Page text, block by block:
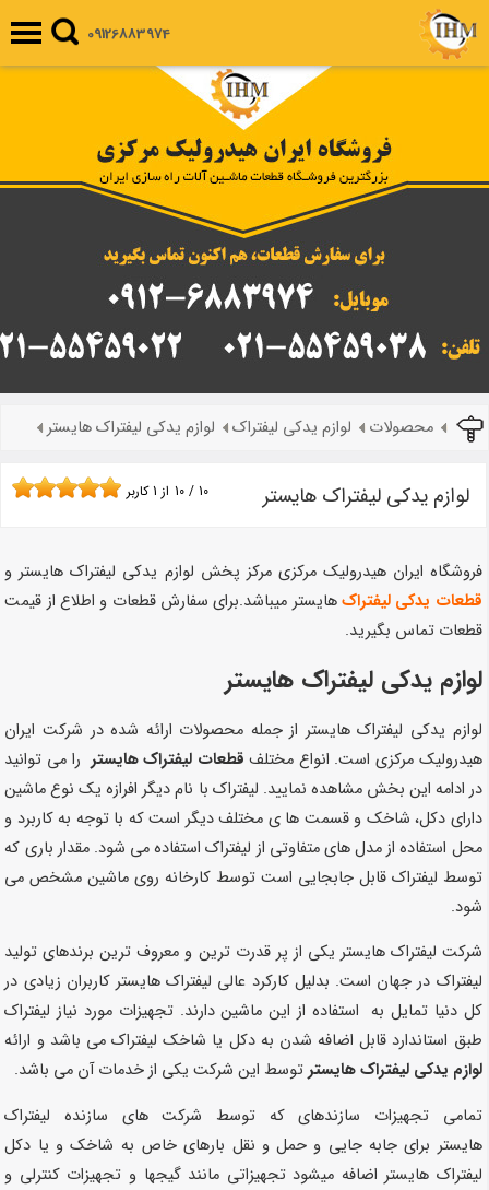
09126883974
محصولات لوازم یدکی لیفتراک لوازم یدکی لیفتراک هایستر
لوازم یدکی لیفتراک هایستر 10 / 10 از 1کاربر
فروشگاه ایران هیدرولیک مرکزی مرکز پخش لوازم یدکی لیفتراک هایستر و
قطعات یدکی لیفتراکهایستر میباشد.برای سفارش قطعات و اطلاع از قیمت
قطعات تماس بگیرید.
لوازم یدکی لیفتراک هایستر
لوازم یدکی لیفتراک هایستر از جمله محصولات ارائه شده در شرکت ایران
هیدرولیک مرکزی است. انواع مختلف قطعات لیفتراک هایستر را می توانید
در ادامه این بخش مشاهده نمایید. لیفتراک با نام دیگر افرازه یک نوع ماشین
دارای دکل، شاخک و قسمت ها ی مختلف دیگر است که با توجه به کاربرد و
محل استفاده از مدل های متفاوتی از لیفتراک استفاده می شود. مقدار باری که
توسط لیفتراک قابل جابجایی است توسط کارخانه روی ماشین مشخص می
شود.
شرکت لیفتراک هایستر یکی از پر قدرت ترین و معروف ترین برندهای تولید
لیفتراک در جهان است. بدلیل کارکرد عالی لیفتراک هایستر کاربران زیادی در
کل دنیا تمایل به استفاده از این ماشین دارند. تجهیزات مورد نیاز لیفتراک
طبق استاندارد قابل اضافه شدن به دکل یا شاخک لیفتراک می باشد و ارائه
لوازم یدکی لیفتراک هایسترتوسط این شرکت یکی از خدمات آن می باشد.
تمامی تجهیزات سازندهای که توسط شرکت های سازنده لیفتراک
هایستر برای جابه جایی و حمل و نقل بارهای خاص به شاخک و یا دکل
لیفتراک هایستر اضافه میشود تجهیزاتی مانند گیجها و تجهیزات کنترلی و